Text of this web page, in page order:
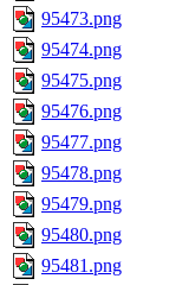
95473.png
95474.png
95475.png
95476.png
95477.png
95478.png
95479.png
95480.png
95481.png